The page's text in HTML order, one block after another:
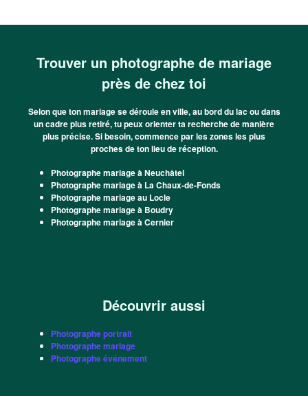
Trouver un photographe de mariage
près de chez toi
Selon que ton mariage se déroule en ville, au bord du lac ou dans
un cadre plus retiré, tu peux orienter ta recherche de manière
plus précise. Si besoin, commence par les zones les plus
proches de ton lieu de réception.
Photographe mariage à Neuchâtel
Photographe mariage à La Chaux-de-Fonds
Photographe mariage au Locle
Photographe mariage à Boudry
Photographe mariage à Cernier
Découvrir aussi
Photographe portrait
Photographe mariage
Photographe événement